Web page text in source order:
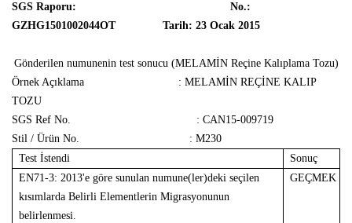
SGS Raporu:
No.:
GZHG1501002044OT Tarih: 23 Ocak 2015
Gönderilen numunenin test sonucu (MELAMİN Reçine Kalıplama Tozu)
Örnek Açıklama : MELAMİN REÇİNE KALIP
TOZU
SGS Ref No. : CAN15-009719
Stil / Ürün No.
: M230
Test İstendi
Sonuç
EN71-3: 2013'e göre sunulan numune(ler)deki seçilen
kısımlarda Belirli Elementlerin Migrasyonunun
belirlenmesi.
GEÇMEK